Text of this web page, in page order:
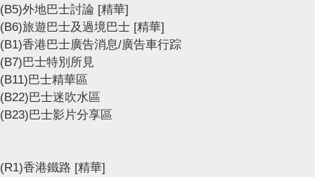
(B5)外地巴士討論 [精華]
(B6)旅遊巴士及過境巴士 [精華]
(B1)香港巴士廣告消息/廣告車行踪
(B7)巴士特別所見
(B11)巴士精華區
(B22)巴士迷吹水區
(B23)巴士影片分享區
(R1)香港鐵路 [精華]